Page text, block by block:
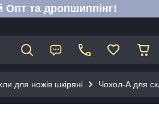
Опт та дропшиппінг!
для ножів шкіряні Чохол-А для